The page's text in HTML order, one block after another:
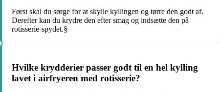
Først skal du sørge for at skylle kyllingen og tørre den godt af.
Derefter kan du krydre den efter smag og indsætte den på
rotisserie-spydet.§
Hvilke krydderier passer godt til en hel kylling
lavet i airfryeren med rotisserie?